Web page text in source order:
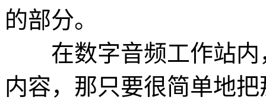
的部分。
在数字音频工作站内
内容，那只要很简单地